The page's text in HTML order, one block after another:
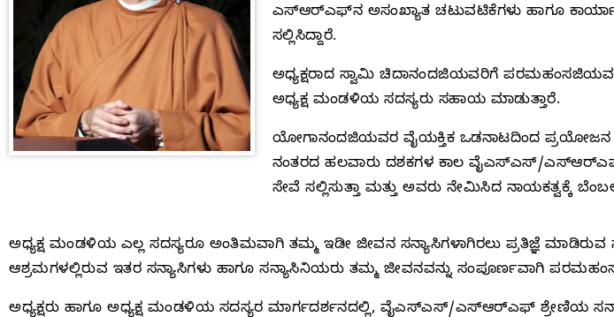
ಎಸ್‌ಆರ್‌ಎಫ್‌ನ ಅಸಂಖ್ಯಾತ ಚಟುವಟಿಕೆಗಳು ಹಾಗೂ
ಸಲ್ಲಿಸಿದ್ದಾರೆ.
ಅಧ್ಯಕ್ಷರಾದ ಸ್ವಾಮಿ ಚಿದಾನಂದಜಿಯವರಿಗೆ ಪರಮಹಂಸಜಿಯವರ
ಅಧ್ಯಕ್ಷ ಮಂಡಳಿಯ ಸದಸ್ಯರು ಸಹಾಯ ಮಾಡುತ್ತಾರೆ.
ಯೋಗಾನಂದಜಿಯವರ ವೈಯಕ್ತಿಕ ಒಡನಾಟದಿಂದ ಪ್ರಯೋಜನ
ನಂತರದ ಹಲವಾರು ದಶಕಗಳ ಕಾಲ ವೈಎಸ್‌ಎಸ್‌/ಎಸ್‌ಆರ್‌ಎಫ್‌
ಸೇವೆ ಸಲ್ಲಿಸುತ್ತಾ ಮತ್ತು ಅವರು ನೇಮಿಸಿದ ನಾಯಕತ್ವಕ್ಕೆ
ಅಧ್ಯಕ್ಷ ಮಂಡಳಿಯ ಎಲ್ಲ ಸದಸ್ಯರೂ ಅಂತಿಮವಾಗಿ ತಮ್ಮ ಇಡೀ ಜೀವನ ಸನ್ಯಾಸಿಗಳಾಗಿರಲು ಪ್ರತಿಜ್ಞೆ ಮಾಡಿರುವ
ಆಶ್ರಮಗಳಲ್ಲಿರುವ ಇತರ ಸನ್ಯಾಸಿಗಳು ಹಾಗೂ ಸನ್ಯಾಸಿನಿಯರು ತಮ್ಮ ಜೀವನವನ್ನು ಸಂಪೂರ್ಣವಾಗಿ
ಅಧ್ಯಕ್ಷರು ಹಾಗೂ ಅಧ್ಯಕ್ಷ ಮಂಡಳಿಯ ಸದಸ್ಯರ ಮಾರ್ಗದರ್ಶನದಲ್ಲಿ, ವೈಎಸ್‌ಎಸ್‌/ಎಸ್‌ಆರ್‌ಎಫ್‌ ಶ್ರೇಣಿಯ